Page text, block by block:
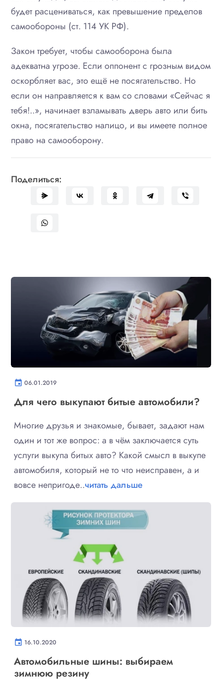
будет расцениваться, как превышение пределов
самообороны (ст. 114 УК РФ).
Закон требует, чтобы самооборона была
адекватна угрозе. Если оппонент с грозным видом
оскорбляет вас, это ещё не посягательство. Но
если он направляется к вам со словами «Сейчас я
тебя!..», начинает взламывать дверь авто или бить
окна, посягательство налицо, и вы имеете полное
право на самооборону.
Поделиться:
event 06.01.2019
Для чего выкупают битые автомобили?
Многие друзья и знакомые, бывает, задают нам
один и тот же вопрос: а в чём заключается суть
услуги выкупа битых авто? Какой смысл в выкупе
автомобиля, который не то что неисправен, а и
вовсе непригоде..читать дальше
event 16.10.2020
Автомобильные шины: выбираем
зимнюю резину